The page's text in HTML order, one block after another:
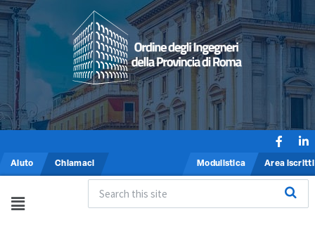
Aiuto Chiamaci Modulistica Area iscritti